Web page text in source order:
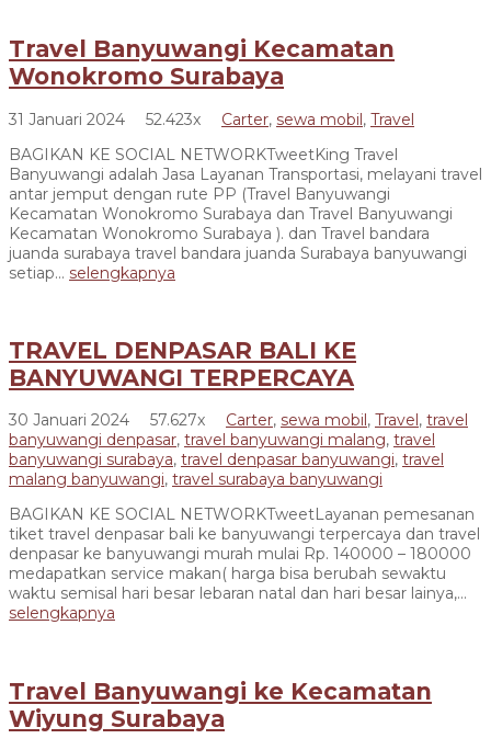
Travel Banyuwangi Kecamatan
Wonokromo Surabaya
31 Januari 2024 52.423x Carter, sewa mobil, Travel
BAGIKAN KE SOCIAL NETWORKTweetKing Travel
Banyuwangi adalah Jasa Layanan Transportasi, melayani travel
antar jemput dengan rute PP (Travel Banyuwangi
Kecamatan Wonokromo Surabaya dan Travel Banyuwangi
Kecamatan Wonokromo Surabaya ). dan Travel bandara
juanda surabaya travel bandara juanda Surabaya banyuwangi
setiap... selengkapnya
TRAVEL DENPASAR BALI KE
BANYUWANGI TERPERCAYA
30 Januari 2024 57.627x Carter, sewa mobil , Travel , travel
banyuwangi denpasar, travel banyuwangi malang, travel
banyuwangi surabaya, travel denpasar banyuwangi, travel
malang banyuwangi, travel surabaya banyuwangi
BAGIKAN KE SOCIAL NETWORKTweetLayanan pemesanan
tiket travel denpasar bali ke banyuwangi terpercaya dan travel
denpasar ke banyuwangi murah mulai Rp. 140000 – 180000
medapatkan service makan( harga bisa berubah sewaktu
waktu semisal hari besar lebaran natal dan hari besar lainya,...
selengkapnya
Travel Banyuwangi ke Kecamatan
Wiyung Surabaya